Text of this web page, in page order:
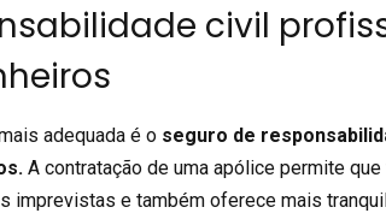
civil
adequada é o seguro de
. A contratação de uma apólice permite
imprevistas e também oferece mais